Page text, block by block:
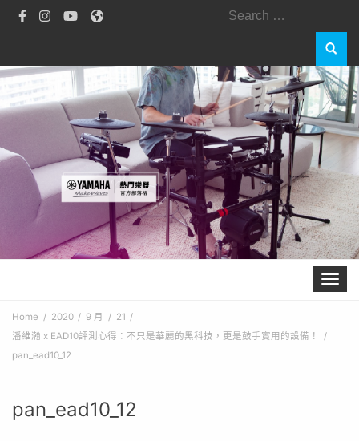
Search
Toggle
Home 2020 9 月
21
潘維瀚 x EAD10評測心得：不只是華麗的黑科技，更是鼓手實用的設備！
pan_ead10_12
pan_ead10_12